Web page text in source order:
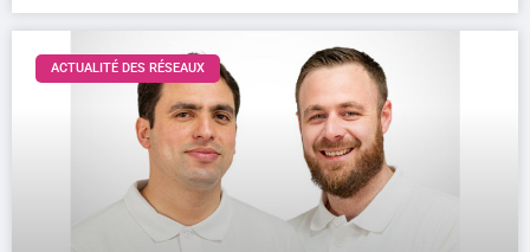
ACTUALITÉ DES RÉSEAUX